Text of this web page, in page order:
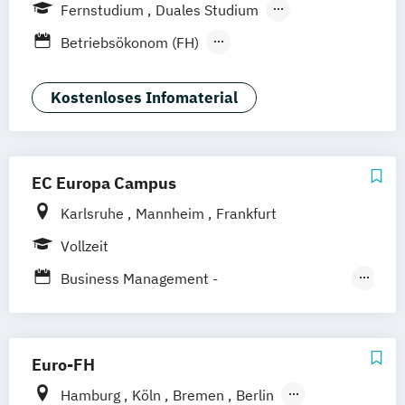
Fernstudium
Duales Studium
Fernlehrgang
Betriebsökonom (FH)
Business Administration (dual)
Digitalisierungsmanagement
Kommunikation & Eventmanagement
Kommunikation & Eventmanagement
(dual)
Kommunikation & Medienmanagement
Kommunikationsmanagement (dual)
Marketing Marketingökonom:in
Kostenloses Infomaterial
EC Europa Campus
Karlsruhe Mannheim
Frankfurt
Vollzeit
Business Management -
Euro-FH
Hamburg Köln Bremen
Berlin